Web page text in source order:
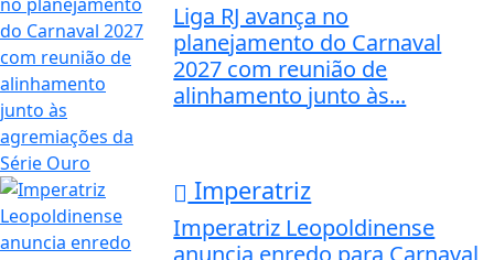
Liga RJ avança no
planejamento do Carnaval
2027 com reunião de
alinhamento junto às...
Imperatriz
Imperatriz Leopoldinense